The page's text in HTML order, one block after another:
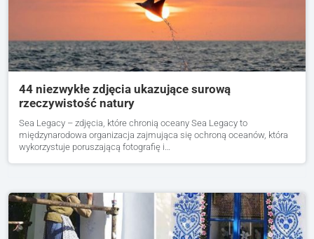
44 niezwykłe zdjęcia ukazujące surową
rzeczywistość natury
Sea Legacy – zdjęcia, które chronią oceany Sea Legacy to
międzynarodowa organizacja zajmująca się ochroną oceanów, która
wykorzystuje poruszającą fotografię i…